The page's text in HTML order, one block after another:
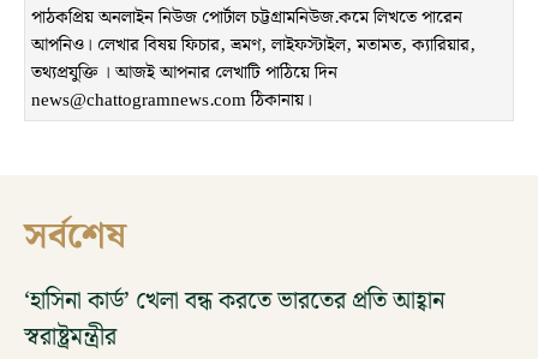
পাঠকপ্রিয় অনলাইন নিউজ পোর্টাল চট্টগ্রামনিউজ.কমে লিখতে পারেন
আপনিও। লেখার বিষয় ফিচার, ভ্রমণ, লাইফস্টাইল, মতামত, ক্যারিয়ার,
তথ্যপ্রযুক্তি । আজই আপনার লেখাটি পাঠিয়ে দিন
news@chattogramnews.com ঠিকানায়।
সর্বশেষ
‘হাসিনা কার্ড’ খেলা বন্ধ করতে ভারতের প্রতি আহ্বান
স্বরাষ্ট্রমন্ত্রীর